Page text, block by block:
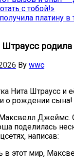
с тобой!»
платину в
Штраусс
By wwc
Нита Штраусс
о рождении сына!
Джеймс.
поделилась
написав:
в этот мир,